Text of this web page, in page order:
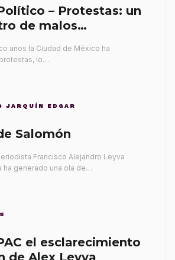
– Protestas: un
de malos
años la Ciudad de México ha
lo…
JARQUÍN EDGAR
Salomón
Francisco Alejandro Leyva
ha generado una ola de…
el esclarecimiento
de Alex Leyva